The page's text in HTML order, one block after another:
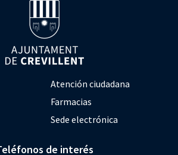
Atención ciudadana
Farmacias
Sede electrónica
de interés